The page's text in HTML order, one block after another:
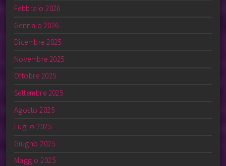
Febbraio 2026
Gennaio 2026
Dicembre 2025
Novembre 2025
Ottobre 2025
Settembre 2025
Agosto 2025
Luglio 2025
Giugno 2025
Maggio 2025